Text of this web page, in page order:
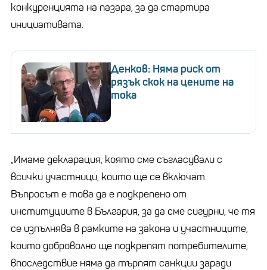
конкуренцията на пазара, за да стартира
инициативата.
Денков: Няма риск от
рязък скок на цените на
тока
„Имаме декларация, която сме съгласували с
всички участници, които ще се включат.
Въпросът е това да е подкрепено от
институциите в България, за да сме сигурни, че тя
се изпълнява в рамките на закона и участниците,
които доброволно ще подкрепят потребителите,
впоследствие няма да търпят санкции заради